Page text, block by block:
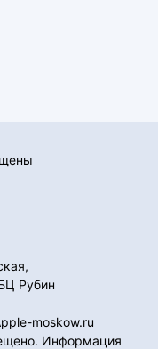
Рубин
moskow.ru
Информация